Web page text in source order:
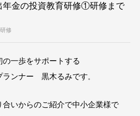
年金の投資教育研修①研修まで
修
一歩をサポートする
ランナー 黒木るみです。
合いからのご紹介で中小企業様で